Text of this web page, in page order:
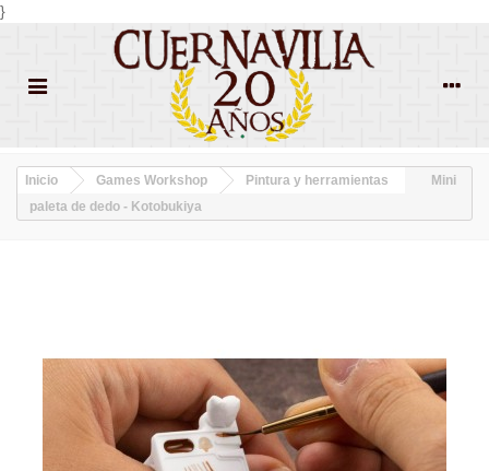
}
Inicio Games Workshop Pintura y herramientas
Mini
paleta de dedo - Kotobukiya